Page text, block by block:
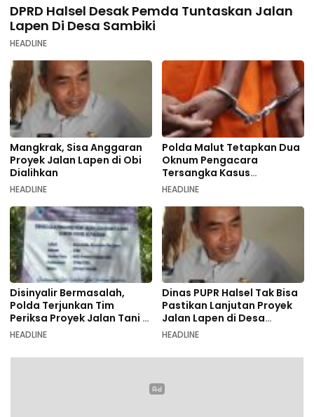
DPRD Halsel Desak Pemda Tuntaskan Jalan
Lapen Di Desa Sambiki
HEADLINE
Mangkrak, Sisa Anggaran
Proyek Jalan Lapen di Obi
Dialihkan
HEADLINE
Polda Malut Tetapkan Dua
Oknum Pengacara
Tersangka Kasus
Pemalsuan Dokumen
HEADLINE
Disinyalir Bermasalah,
Polda Terjunkan Tim
Periksa Proyek Jalan Tani di
Galala
HEADLINE
Dinas PUPR Halsel Tak Bisa
Pastikan Lanjutan Proyek
Jalan Lapen di Desa
Sambiki
HEADLINE